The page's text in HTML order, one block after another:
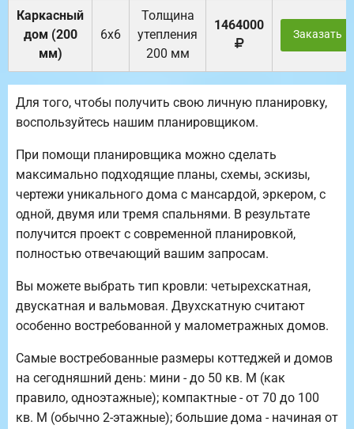
Каркасный
дом (200
мм)
6х6
Толщина
утепления
200 мм
1464000
Заказать
Для того, чтобы получить свою личную планировку,
воспользуйтесь нашим планировщиком.
При помощи планировщика можно сделать
максимально подходящие планы, схемы, эскизы,
чертежи уникального дома с мансардой, эркером, с
одной, двумя или тремя спальнями. В результате
получится проект с современной планировкой,
полностью отвечающий вашим запросам.
Вы можете выбрать тип кровли: четырехскатная,
двускатная и вальмовая. Двухскатную считают
особенно востребованной у малометражных домов.
Самые востребованные размеры коттеджей и домов
на сегодняшний день: мини - до 50 кв. М (как
правило, одноэтажные); компактные - от 70 до 100
кв. М (обычно 2-этажные); большие дома - начиная от